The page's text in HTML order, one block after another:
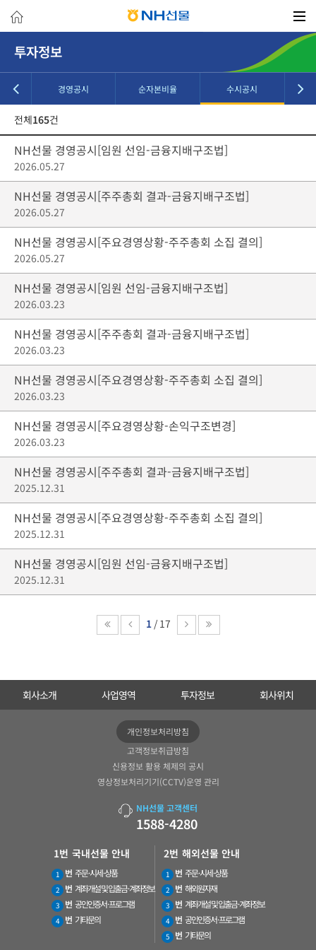
투자정보
경영공시 순자본비율 수시공시
전체165건
NH선물 경영공시[임원 선임-금융지배구조법]
2026.05.27
NH선물 경영공시[주주총회 결과-금융지배구조법]
2026.05.27
NH선물 경영공시[주요경영상황-주주총회 소집 결의]
2026.05.27
NH선물 경영공시[임원 선임-금융지배구조법]
2026.03.23
NH선물 경영공시[주주총회 결과-금융지배구조법]
2026.03.23
NH선물 경영공시[주요경영상황-주주총회 소집 결의]
2026.03.23
NH선물 경영공시[주요경영상황-손익구조변경]
2026.03.23
NH선물 경영공시[주주총회 결과-금융지배구조법]
2025.12.31
NH선물 경영공시[주요경영상황-주주총회 소집 결의]
2025.12.31
NH선물 경영공시[임원 선임-금융지배구조법]
2025.12.31
1/ 17
회사소개 사업영역 투자정보 회사위치
개인정보처리방침
고객정보취급방침
신용정보 활용 체제의 공시
영상정보처리기기(CCTV)운영 관리
NH선물 고객센터
1588-4280
1번 국내선물 안내
1 번 주문 · 시세 · 상품
2 번 계좌개설 및 입출금 · 계좌정보
3 번 공인인증서 · 프로그램
4 번 기타문의
2번 해외선물 안내
1 번 주문 · 시세 · 상품
2 번 해외원자재
3 번 계좌개설 및 입출금 · 계좌정보
4 번 공인인증서 · 프로그램
5 번 기타문의